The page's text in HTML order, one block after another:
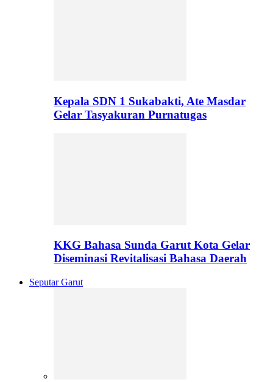
Kepala SDN 1 Sukabakti, Ate Masdar
Gelar Tasyakuran Purnatugas
KKG Bahasa Sunda Garut Kota Gelar
Diseminasi Revitalisasi Bahasa Daerah
Seputar Garut